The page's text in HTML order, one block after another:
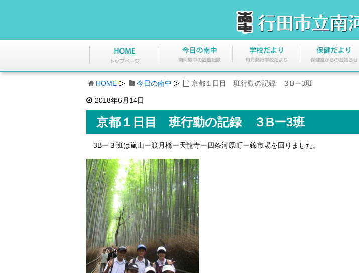
HOME 今日の南中 京都１日目 班行動の記録 ３Bー3班
2018年6月14日
京都１日目 班行動の記録 ３Bー3班
3Bー３班は嵐山ー渡月橋ー天龍寺ー四条河原町ー錦市場を回りました。